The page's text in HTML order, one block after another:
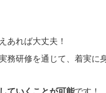
あれば大丈夫！
務研修を通じて、着実に